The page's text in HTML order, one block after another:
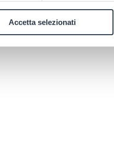
Accetta selezionati